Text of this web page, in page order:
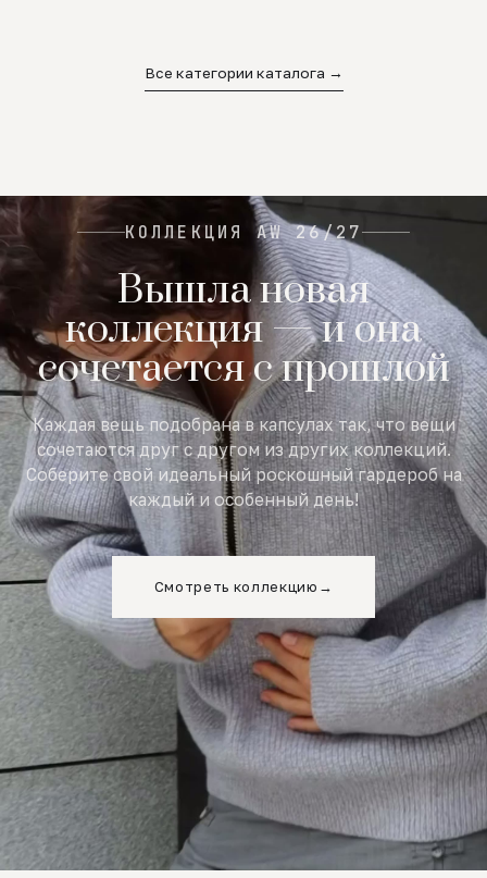
Все категории каталога →
КОЛЛЕКЦИЯ AW 26/27
Вышла новая
коллекция — и она
сочетается с прошлой
Каждая вещь подобрана в капсулах так, что вещи
сочетаются друг с другом из других коллекций.
Соберите свой идеальный роскошный гардероб на
каждый и особенный день!
Смотреть коллекцию →